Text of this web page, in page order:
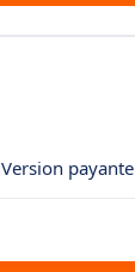
Version